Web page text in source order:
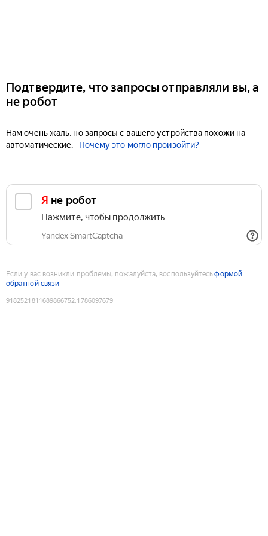
Подтвердите, что запросы отправляли вы, а
не робот
Нам очень жаль, но запросы с вашего устройства похожи на
автоматические.
Почему это могло произойти?
Я не робот
Нажмите, чтобы продолжить
Yandex SmartCaptcha
Если у вас возникли проблемы, пожалуйста, воспользуйтесьформой
обратной связи
9182521811689866752:1786097679